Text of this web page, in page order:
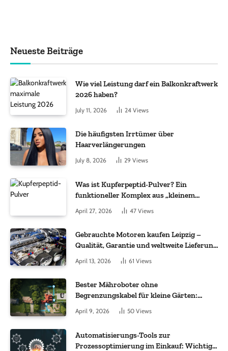
Neueste Beiträge
Wie viel Leistung darf ein Balkonkraftwerk
2026 haben?
July 11, 2026 24 Views
Die häufigsten Irrtümer über
Haarverlängerungen
July 8, 2026 29 Views
Was ist Kupferpeptid-Pulver? Ein
funktioneller Komplex aus „kleinem
Molekül + Metall“
April 27, 2026 47 Views
Gebrauchte Motoren kaufen Leipzig –
Qualität, Garantie und weltweite Lieferung
April 13, 2026 61 Views
Bester Mähroboter ohne
Begrenzungskabel für kleine Gärten:
Worauf es bei 200 bis 500 m² wirklich
ankommt
April 9, 2026 50 Views
Automatisierungs-Tools zur
Prozessoptimierung im Einkauf: Wichtige